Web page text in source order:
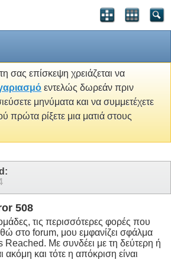
σας επίσκεψη χρειάζεται να
εντελώς δωρεάν πριν
μηνύματα και να συμμετέχετε
πρώτα ρίξετε μια ματιά στους
508
τις περισσότερες φορές που
στο forum, μου εμφανίζει σφάλμα
Με συνδέει με τη δεύτερη ή
ακόμη και τότε η απόκριση είναι